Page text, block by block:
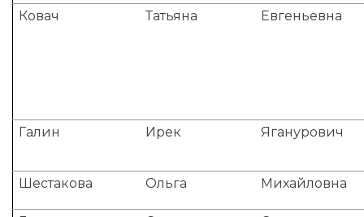
Ковач Татьяна Евгеньевна
Галин Ирек Яганурович
Шестакова Ольга Михайловна